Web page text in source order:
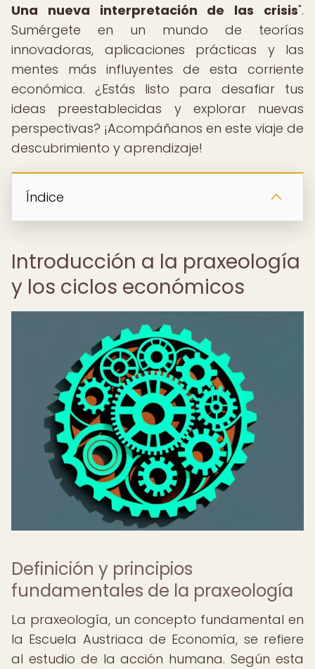
Una nueva interpretación de las crisis".
Sumérgete en un mundo de teorías
innovadoras, aplicaciones prácticas y las
mentes más influyentes de esta corriente
económica. ¿Estás listo para desafiar tus
ideas preestablecidas y explorar nuevas
perspectivas? ¡Acompáñanos en este viaje de
descubrimiento y aprendizaje!
Índice
Introducción a la praxeología
y los ciclos económicos
Definición y principios
fundamentales de la praxeología
La praxeología, un concepto fundamental en
la Escuela Austriaca de Economía, se refiere
al estudio de la acción humana. Según esta